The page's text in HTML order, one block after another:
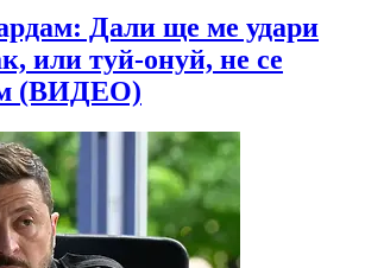
Дали ще ме удари
или туй-онуй, не се
(ВИДЕО)